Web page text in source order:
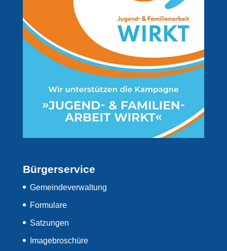
Bürgerservice
Gemeindeverwaltung
Formulare
Satzungen
Imagebroschüre